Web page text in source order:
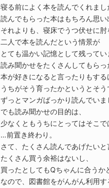
寝る前によく本を読んでくれまし
読んでもらった本はもちろん思い
それよりも、寝床でうつ伏せに肘
二人で本を読んだという情景が
とても温かい記憶として残ってい
読み聞かせをたくさんしてもらっ
本が好きになると言ったりもする
うちがそう育ったかというとそう
ずっとマンガばっかり読んでいま
でも読み聞かせの目的は、
少なくともうちにとってはそこで
…前置き終わり。
さて、たくさん読んであげたいと
たくさん買う余裕はないし、
買ったとしてもQちゃんに合うか
なので、図書館をがんがん利用す